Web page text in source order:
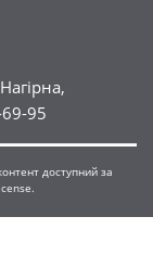
95
доступний за